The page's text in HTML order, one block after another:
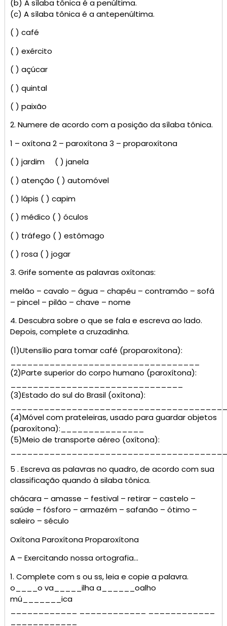
(b) A sílaba tônica é a penúltima.
(c) A sílaba tônica é a antepenúltima.
( ) café
( ) exército
( ) açúcar
( ) quintal
( ) paixão
2. Numere de acordo com a posição da sílaba tônica.
1 – oxítona 2 – paroxítona 3 – proparoxítona
( ) jardim ( ) janela
( ) atenção ( ) automóvel
( ) lápis ( ) capim
( ) médico ( ) óculos
( ) tráfego ( ) estômago
( ) rosa ( ) jogar
3. Grife somente as palavras oxítonas:
melão – cavalo – água – chapéu – contramão – sofá
– pincel – pilão – chave – nome
4. Descubra sobre o que se fala e escreva ao lado.
Depois, complete a cruzadinha.
(1)Utensílio para tomar café (proparoxítona):
(2)Parte superior do corpo humano (paroxítona):
(3)Estado do sul do Brasil (oxítona):
(4)Móvel com prateleiras, usado para guardar objetos
(paroxítona):_______________
(5)Meio de transporte aéreo (oxítona):
5 . Escreva as palavras no quadro, de acordo com sua
classificação quando à silaba tônica.
chácara – amasse – festival – retirar – castelo –
saúde – fósforo – armazém – safanão – ótimo –
saleiro – século
Oxítona Paroxítona Proparoxítona
A – Exercitando nossa ortografia…
1. Complete com s ou ss, leia e copie a palavra.
o____o va_____ilha a______oalho
mú_______ica